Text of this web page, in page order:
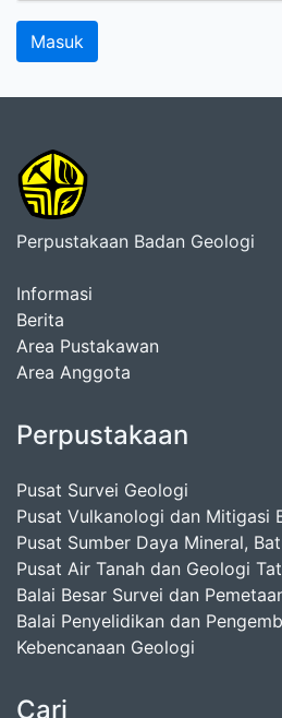
Perpustakaan Badan Geologi
Informasi
Berita
Area Pustakawan
Area Anggota
Perpustakaan
Pusat Survei Geologi
Pusat Vulkanologi dan Mitigasi
Pusat Sumber Daya Mineral,
Pusat Air Tanah dan Geologi
Balai Besar Survei dan
Balai Penyelidikan dan
Kebencanaan Geologi
Cari